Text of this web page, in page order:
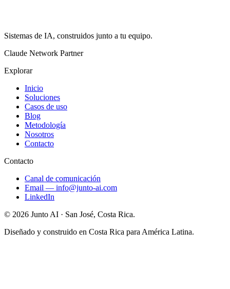
Sistemas de IA, construidos junto a tu equipo.
Claude Network Partner
Explorar
Inicio
Soluciones
Casos de uso
Blog
Metodología
Nosotros
Contacto
Contacto
Canal de comunicación
Email — info@junto-ai.com
LinkedIn
© 2026 Junto AI · San José, Costa Rica.
Diseñado y construido en Costa Rica para América Latina.